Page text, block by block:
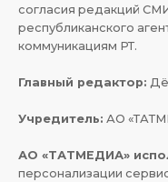
согласия редакций
республиканского
коммуникациям РТ.
Главный редактор:
Учредитель: АО
АО «ТАТМЕДИА»
персонализации